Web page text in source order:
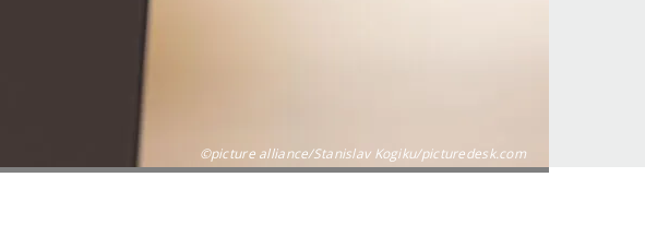
©picture alliance/Stanislav Kogiku/picturedesk.com